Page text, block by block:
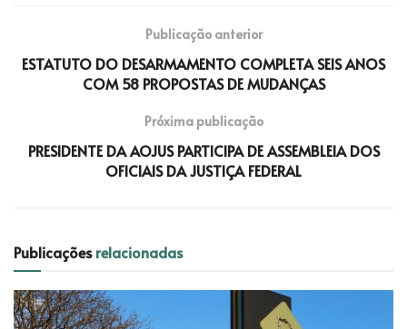
Publicação anterior
ESTATUTO DO DESARMAMENTO COMPLETA SEIS ANOS
COM 58 PROPOSTAS DE MUDANÇAS
Próxima publicação
PRESIDENTE DA AOJUS PARTICIPA DE ASSEMBLEIA DOS
OFICIAIS DA JUSTIÇA FEDERAL
Publicaçõesrelacionadas